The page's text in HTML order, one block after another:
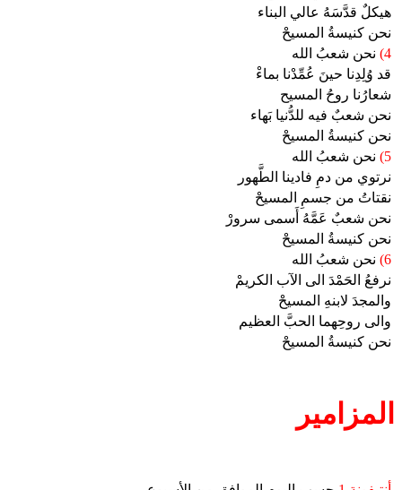
هيكلٌ قدَّسَهُ عالي البناء
نحن كنيسةُ المسيحْ
4) نحن شعبُ الله
قد وُلِدِنا حينَ عُمِّدْنا بماءْ
شعارُنا روحُ المسيح
نحن شعبٌ فيه للدُّنيا بَهاء
نحن كنيسةُ المسيحْ
5)
نحن شعبُ الله
نرتوي من دمِ فادينا الطَّهور
نقتاتُ من جسمِ المسيحْ
نحن شعبٌ عَمَّهُ أَسمى سرورْ
نحن كنيسةُ المسيحْ
6) نحن شعبُ الله
نرفعُ الحَمْدَ الى الآب الكريمْ
والمجدَ لابنهِ المسيحْ
والى روحِهما الحبَّ العظيم
نحن كنيسةُ المسيحْ
المزامير